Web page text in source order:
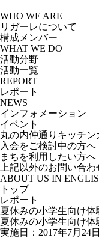
to
the
content
WHO WE ARE
リガーレについて
構成メンバー
WHAT WE DO
活動分野
活動一覧
REPORT
レポート
NEWS
インフォメーション
イベント
丸の内仲通りキッチン
入会をご検討中の方へ
まちを利用したい方へ
上記以外のお問い合わ
ABOUT US IN
トップ
レポート
夏休みの小学生向け体
夏休みの小学生向け体
実施日：2017年7月24